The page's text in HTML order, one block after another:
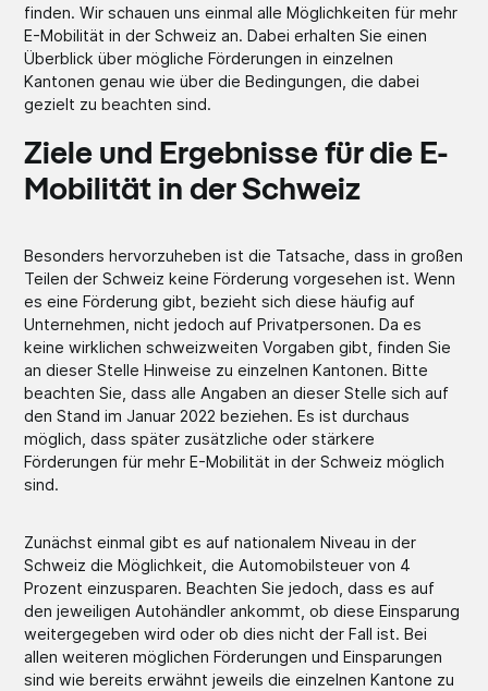
finden. Wir schauen uns einmal alle Möglichkeiten für mehr
E-Mobilität in der Schweiz an. Dabei erhalten Sie einen
Überblick über mögliche Förderungen in einzelnen
Kantonen genau wie über die Bedingungen, die dabei
gezielt zu beachten sind.
Ziele und Ergebnisse für die E-
Mobilität in der Schweiz
Besonders hervorzuheben ist die Tatsache, dass in großen
Teilen der Schweiz keine Förderung vorgesehen ist. Wenn
es eine Förderung gibt, bezieht sich diese häufig auf
Unternehmen, nicht jedoch auf Privatpersonen. Da es
keine wirklichen schweizweiten Vorgaben gibt, finden Sie
an dieser Stelle Hinweise zu einzelnen Kantonen. Bitte
beachten Sie, dass alle Angaben an dieser Stelle sich auf
den Stand im Januar 2022 beziehen. Es ist durchaus
möglich, dass später zusätzliche oder stärkere
Förderungen für mehr E-Mobilität in der Schweiz möglich
sind.
Zunächst einmal gibt es auf nationalem Niveau in der
Schweiz die Möglichkeit, die Automobilsteuer von 4
Prozent einzusparen. Beachten Sie jedoch, dass es auf
den jeweiligen Autohändler ankommt, ob diese Einsparung
weitergegeben wird oder ob dies nicht der Fall ist. Bei
allen weiteren möglichen Förderungen und Einsparungen
sind wie bereits erwähnt jeweils die einzelnen Kantone zu